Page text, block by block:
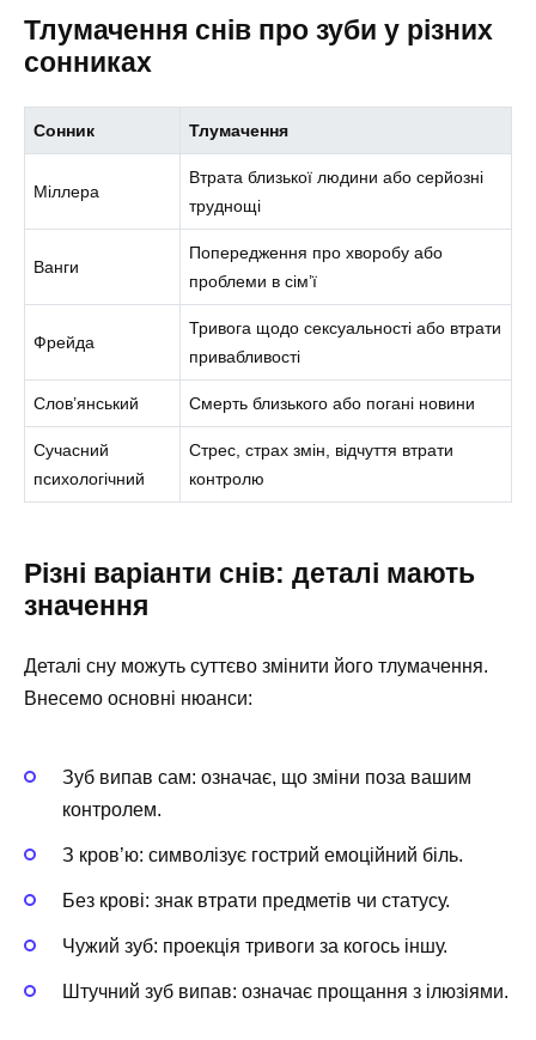
Тлумачення снів про зуби у різних
сонниках
Сонник Тлумачення
Міллера
Втрата близької людини або серйозні
труднощі
Ванги
Попередження про хворобу або
проблеми в сім’ї
Фрейда
Тривога щодо сексуальності або втрати
привабливості
Слов’янський Смерть близького або погані новини
Сучасний
психологічний
Стрес, страх змін, відчуття втрати
контролю
Різні варіанти снів: деталі мають
значення
Деталі сну можуть суттєво змінити його тлумачення.
Внесемо основні нюанси:
Зуб випав сам: означає, що зміни поза вашим
контролем.
З кров’ю: символізує гострий емоційний біль.
Без крові: знак втрати предметів чи статусу.
Чужий зуб: проекція тривоги за когось іншу.
Штучний зуб випав: означає прощання з ілюзіями.